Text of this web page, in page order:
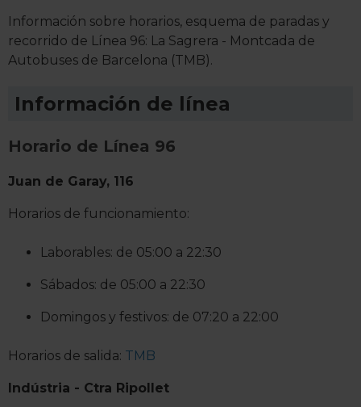
Información sobre horarios, esquema de paradas y
recorrido de Línea 96: La Sagrera - Montcada de
Autobuses de Barcelona (TMB).
Información de línea
Horario de Línea 96
Juan de Garay, 116
Horarios de funcionamiento:
Laborables: de 05:00 a 22:30
Sábados: de 05:00 a 22:30
Domingos y festivos: de 07:20 a 22:00
Horarios de salida: TMB
Indústria - Ctra Ripollet